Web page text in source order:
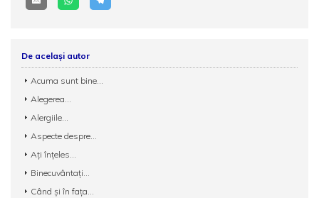
De același autor
Acuma sunt bine...
Alegerea...
Alergiile...
Aspecte despre...
Ați înțeles...
Binecuvântați...
Când şi în fața...